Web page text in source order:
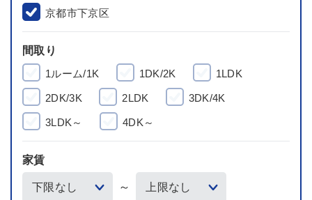
京都市下京区
間取り
1ルーム/1K
1DK/2K 1LDK
2DK/3K 2LDK 3DK/4K
3LDK～ 4DK～
家賃
～